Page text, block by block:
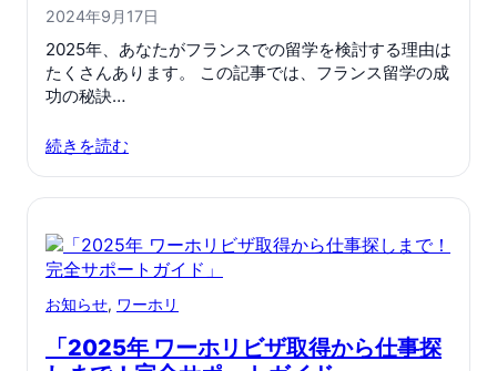
2024年9月17日
2025年、あなたがフランスでの留学を検討する理由は
たくさんあります。 この記事では、フランス留学の成
功の秘訣…
続きを読む
お知らせ, ワーホリ
「2025年 ワーホリビザ取得から仕事探